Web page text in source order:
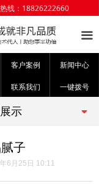
끀
线：18826222660
客户案例 新闻中心
联系我们 一键拨号
子
6月25日 10:11
끙
示